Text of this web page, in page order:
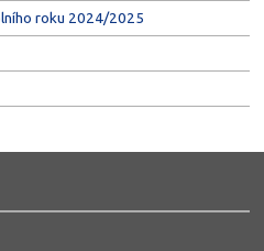
roku 2024/2025